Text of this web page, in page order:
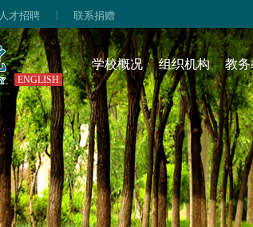
人才招聘 | 联系捐赠
ENGLISH
学校概况 组织机构 教